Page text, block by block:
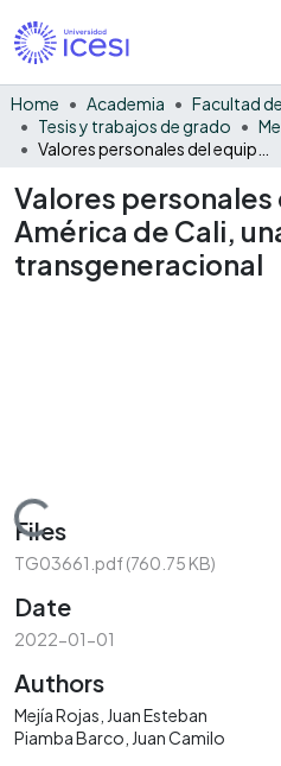
Home Academia
Tesis y trabajos de grado
Valores
América de Cali,
transgeneracional
Loading...
Files
TG03661.pdf(760.75 KB)
Date
2022-01-01
Authors
Mejía Rojas, Juan Esteban
Piamba Barco, Juan Camilo